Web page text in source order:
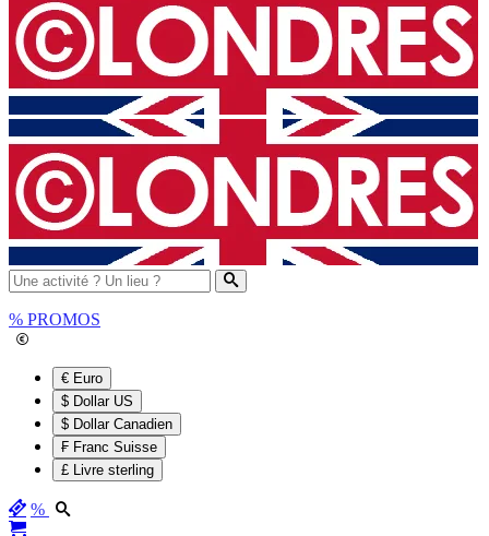
% PROMOS
€ Euro
$ Dollar US
$ Dollar Canadien
₣ Franc Suisse
£ Livre sterling
%